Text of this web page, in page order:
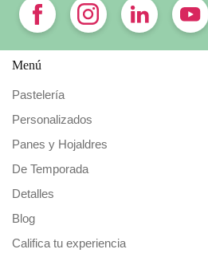
Menú
Pastelería
Personalizados
Panes y Hojaldres
De Temporada
Detalles
Blog
Califica tu experiencia